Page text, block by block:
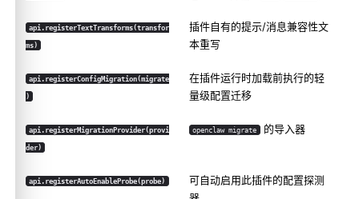
api.registerTextTransforms(transfor
ms)
插件自有的提示/消息兼容性文
本重写
api.registerConfigMigration(migrate
)
在插件运行时加载前执行的轻
量级配置迁移
api.registerMigrationProvider(provi
der)
openclaw migrate 的导入器
api.registerAutoEnableProbe(probe)
可自动启用此插件的配置探测